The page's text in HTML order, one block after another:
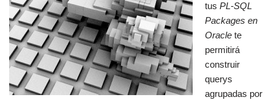
tus PL-SQL
Packages en
Oracle te
permitirá
construir
querys
agrupadas por